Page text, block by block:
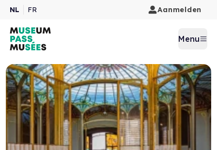
NL FR Aanmelden
Menu